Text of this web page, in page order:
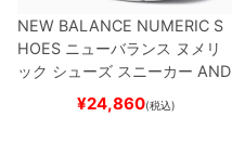
NEW BALANCE NUMERIC S
HOES ニューバランス ヌメリ
ック シューズ スニーカー AND
REW REYNOLDS 933
BLACK/NAVYスケートボ
¥24,860(税込)